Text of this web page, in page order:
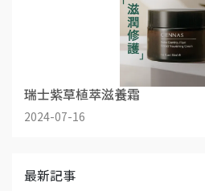
瑞士紫草植萃滋養霜
2024-07-16
最新記事